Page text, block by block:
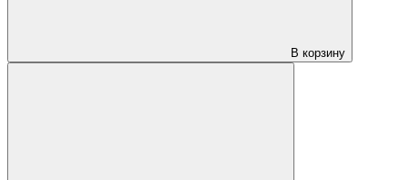
В корзину